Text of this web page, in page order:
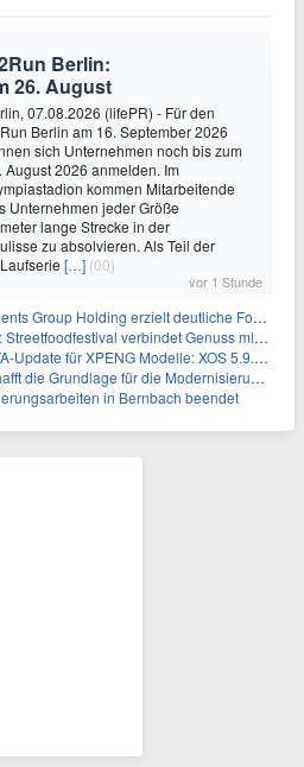
Berlin:
26. August
07.08.2026 (lifePR) - Für den
Berlin am 16. September 2026
sich Unternehmen noch bis zum
August 2026 anmelden. Im
kommen Mitarbeitende
Unternehmen jeder Größe
lange Strecke in der
zu absolvieren. Als Teil der
[…] (00)
vor 1 Stunde
Holding erzielt deutliche Fortschritte bei ihren AI-Projekten
verbindet Genuss mit Engagement gegen Brustkrebs
XPENG Modelle: XOS 5.9.5 erweitert Sicherheits-, Lade- und Komfortfunktionen
Grundlage für die Modernisierung seiner IBM i-Anwendungen
in Bernbach beendet